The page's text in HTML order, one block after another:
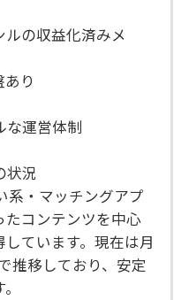
ルの収益化済みメ
り
な運営体制
状況
系・マッチングアプ
たコンテンツを中心
ています。現在は月
推移しており、安定